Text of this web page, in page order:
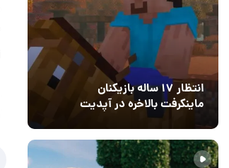
انتظار ۱۷ ساله بازیکنان
ماینکرفت بالاخره در آپدیت
جدید بازی به پایان رسید